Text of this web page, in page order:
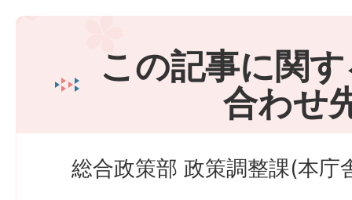
この記事に関
合わせ
総合政策部 政策調整課(本庁